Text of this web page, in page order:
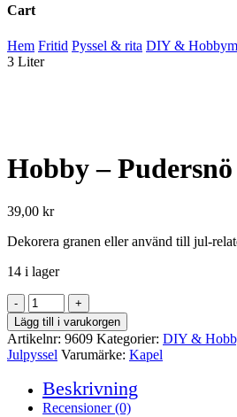
Cart
Close
Cart
Hem Fritid Pyssel & rita DIY &
3 Liter
Hobby –
39,00 kr
Dekorera granen eller använd till jul-
14 i lager
Hobby
-
Pudersnö
3
Liter
mängd
Lägg till i varukorgen
Artikelnr: 9609 Kategorier: DIY &
Julpyssel Varumärke: Kapel
Beskrivning
Recensioner (0)